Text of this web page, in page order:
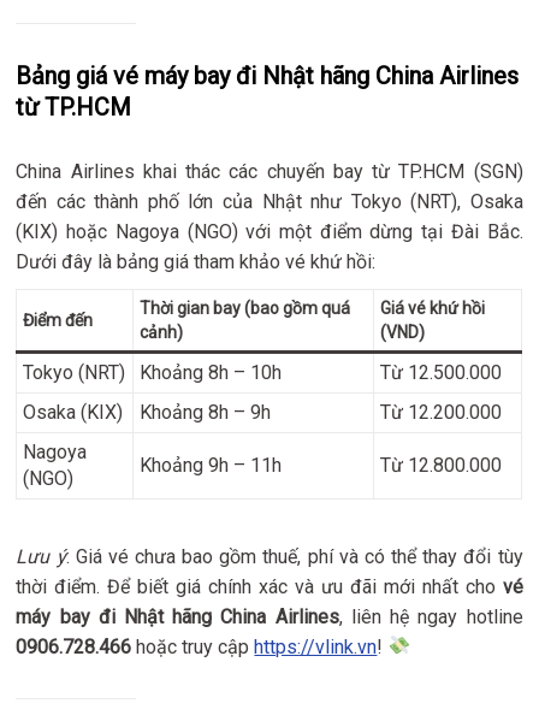
Bảng giá vé máy bay đi Nhật hãng China Airlines
từ TP.HCM
China Airlines khai thác các chuyến bay từ TP.HCM (SGN)
đến các thành phố lớn của Nhật như Tokyo (NRT), Osaka
(KIX) hoặc Nagoya (NGO) với một điểm dừng tại Đài Bắc.
Dưới đây là bảng giá tham khảo vé khứ hồi:
Điểm đến
Thời gian bay (bao gồm quá
cảnh)
Giá vé khứ hồi
(VND)
Tokyo (NRT) Khoảng 8h – 10h
Từ 12.500.000
Osaka (KIX)
Khoảng 8h – 9h
Từ 12.200.000
Nagoya
(NGO)
Khoảng 9h – 11h Từ 12.800.000
Lưu ý: Giá vé chưa bao gồm thuế, phí và có thể thay đổi tùy
thời điểm. Để biết giá chính xác và ưu đãi mới nhất cho vé
máy bay đi Nhật hãng China Airlines, liên hệ ngay hotline
0906.728.466 hoặc truy cậphttps://vlink.vn!